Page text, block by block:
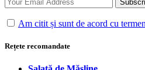
Am citit și sunt de acord cu
Rețete recomandate